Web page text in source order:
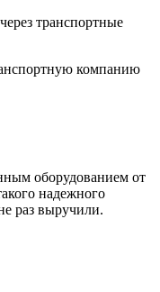
транспортные
компанию
оборудованием от
надежного
раз выручили.